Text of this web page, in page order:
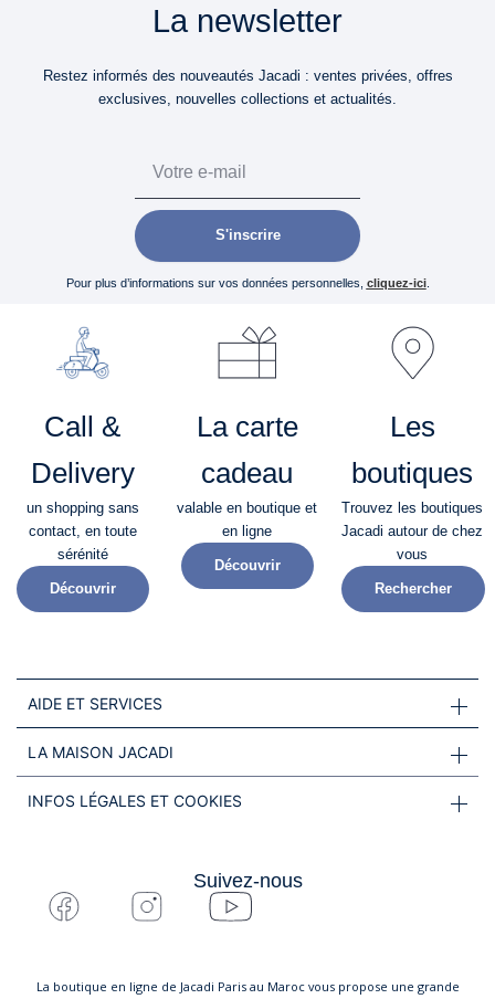
La newsletter
Restez informés des nouveautés Jacadi : ventes privées, offres
exclusives, nouvelles collections et actualités.
S'inscrire
Pour plus d’informations sur vos données personnelles, cliquez-ici.
Call &
Delivery
un shopping sans
contact, en toute
sérénité​
Découvrir
La carte
cadeau
valable en boutique et
en ligne
Découvrir
Les
boutiques
Trouvez les boutiques
Jacadi autour de chez
vous
Rechercher
AIDE ET SERVICES
LA MAISON JACADI
INFOS LÉGALES ET COOKIES
Suivez-nous
La boutique en ligne de Jacadi Paris au Maroc vous propose une grande